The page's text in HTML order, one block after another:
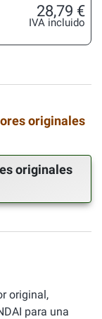
28,79 €
IVA incluido
originales
originales
original,
para una